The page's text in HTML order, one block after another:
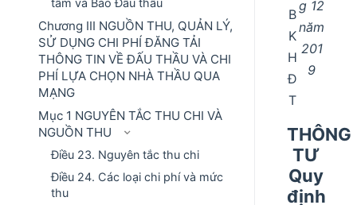
tâm và Báo Đấu thầu
Chương III NGUỒN THU, QUẢN LÝ,
SỬ DỤNG CHI PHÍ ĐĂNG TẢI
THÔNG TIN VỀ ĐẤU THẦU VÀ CHI
PHÍ LỰA CHỌN NHÀ THẦU QUA
MẠNG
Mục 1 NGUYÊN TẮC THU CHI VÀ
NGUỒN THU
Điều 23. Nguyên tắc thu chi
Điều 24. Các loại chi phí và mức
thu
B
K
H
Đ
T
g 12
năm
201
9
THÔNG
TƯ
Quy
định